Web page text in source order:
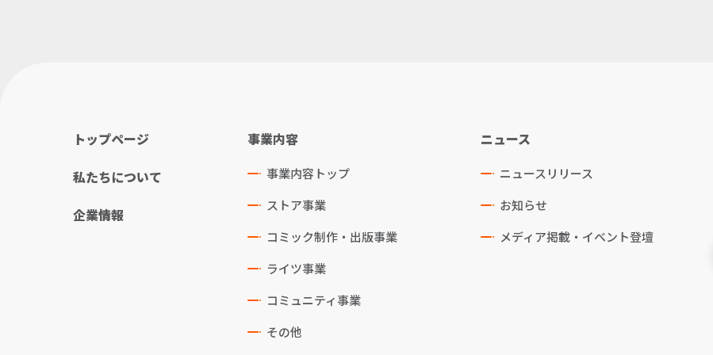
トップページ
私たちについて
企業情報
事業内容
事業内容トップ
ストア事業
コミック制作・出版事業
ライツ事業
コミュニティ事業
その他
ニュース
ニュースリリース
お知らせ
メディア掲載・イベント登壇